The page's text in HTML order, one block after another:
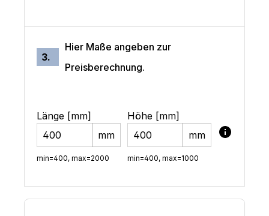
3.
Hier Maße angeben zur
Preisberechnung.
Länge [mm]
mm
Höhe [mm]
mm
min=400, max=2000 min=400, max=1000